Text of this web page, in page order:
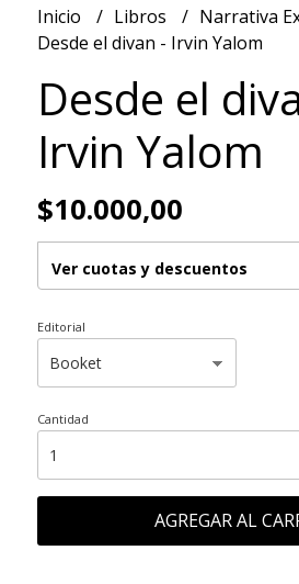
Inicio Libros
Narrativa
Desde el divan - Irvin Yalom
Desde el
Irvin Yalom
$10.000,00
Ver cuotas y descuentos
Editorial
Cantidad
AGREGAR AL